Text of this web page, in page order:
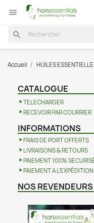

search
Accueil HUILES
CATALOGUE
TELECHARGER
RECEVOIR PAR COURRIER
INFORMATIONS
FRAIS DE PORT OFFERTS
LIVRAISONS & RETOURS
PAIEMENT 100%
PAIEMENT A L'EXPÉDITION
NOS REVENDEURS